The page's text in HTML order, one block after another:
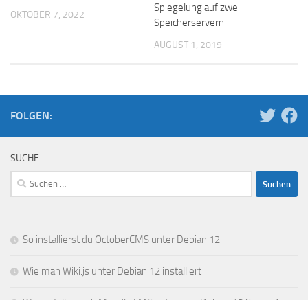
OKTOBER 7, 2022
Spiegelung auf zwei
Speicherservern
AUGUST 1, 2019
FOLGEN:
SUCHE
Suchen
nach:
So installierst du OctoberCMS unter Debian 12
Wie man Wiki.js unter Debian 12 installiert